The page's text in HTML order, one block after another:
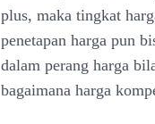
plus, maka tingkat
penetapan harga pun
dalam perang harga
bagaimana harga